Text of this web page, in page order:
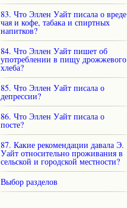
83. Что Эллен Уайт писала о вреде
чая и кофе, табака и спиртных
напитков?
84. Что Эллен Уайт пишет об
употреблении в пищу дрожжевого
хлеба?
85. Что Эллен Уайт писала о
депрессии?
86. Что Эллен Уайт писала о
посте?
87. Какие рекомендации давала Э.
Уайт относительно проживания в
сельской и городской местности?
Выбор разделов